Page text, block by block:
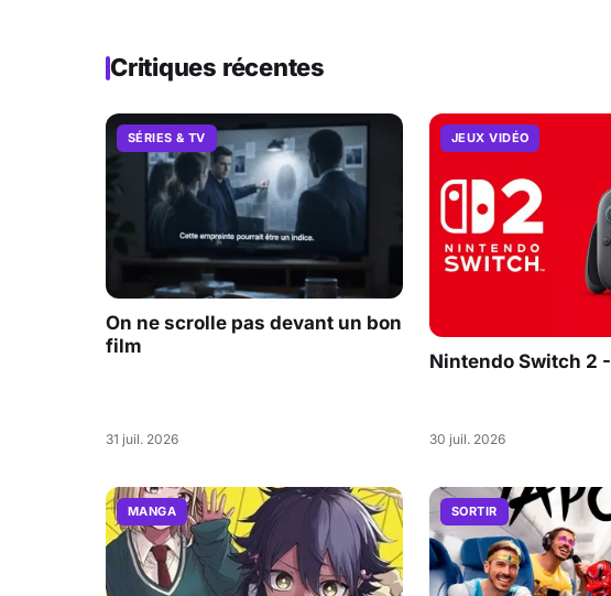
Critiques récentes
SÉRIES & TV
On ne scrolle pas devant un bon
film
31 juil. 2026
JEUX VIDÉO
Nintendo Switch 2
30 juil. 2026
MANGA SORTIR